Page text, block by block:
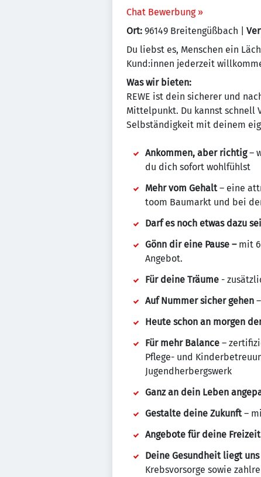
Chat Bewerbung »
Ort: 96149 Breitengüßbach |
Du liebst es, Menschen ein
Kund:innen jederzeit
Was wir bieten:
REWE ist dein sicherer und
Mittelpunkt. Du kannst schnell
Selbständigkeit mit deinem
Ankommen, aber richtig–
du dich sofort wohlfühlst
Mehr vom Gehalt– eine
toom Baumarkt und bei der
Darf es noch etwas dazu
Gönn dir eine Pause – mit
Angebot.
Für deine Träume -
Auf Nummer sicher gehen
Heute schon an morgen
Für mehr Balance –
Pflege- und
Jugendherbergswerk
Ganz an dein Leben
Gestalte deine Zukunft–
Angebote für deine Freizeit
Deine Gesundheit liegt
Krebsvorsorge sowie